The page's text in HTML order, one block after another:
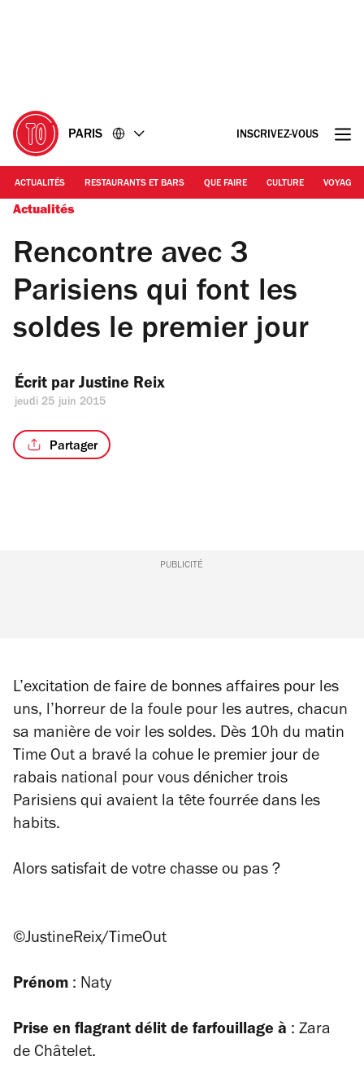
PARIS INSCRIVEZ-VOUS
ACTUALITÉS RESTAURANTS ET BARS QUE FAIRE CULTURE VOYAGE
Actualités
Rencontre avec 3
Parisiens qui font les
soldes le premier jour
Écrit par Justine Reix
jeudi 25 juin 2015
Partager
PUBLICITÉ
L’excitation de faire de bonnes affaires pour les
uns, l’horreur de la foule pour les autres, chacun
sa manière de voir les soldes. Dès 10h du matin
Time Out a bravé la cohue le premier jour de
rabais national pour vous dénicher trois
Parisiens qui avaient la tête fourrée dans les
habits.
Alors satisfait de votre chasse ou pas ?
©JustineReix/TimeOut
Prénom : Naty
Prise en flagrant délit de farfouillage à : Zara
de Châtelet.